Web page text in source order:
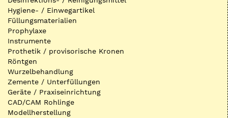
Hygiene- / Einwegartikel
Füllungsmaterialien
Prophylaxe
Instrumente
Prothetik / provisorische Kronen
Röntgen
Wurzelbehandlung
Zemente / Unterfüllungen
Geräte / Praxiseinrichtung
CAD/CAM Rohlinge
Modellherstellung